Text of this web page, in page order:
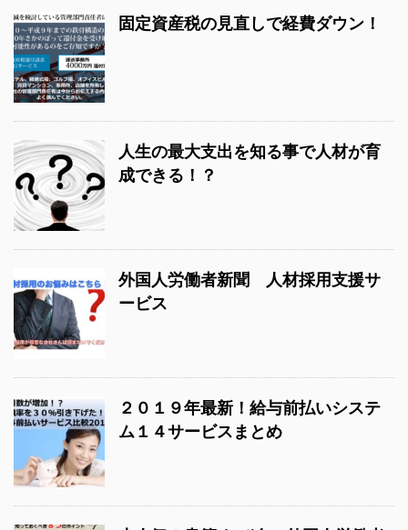
固定資産税の見直しで経費ダウン！
人生の最大支出を知る事で人材が育
成できる！？
外国人労働者新聞 人材採用支援サ
ービス
２０１９年最新！給与前払いシステ
ム１４サービスまとめ